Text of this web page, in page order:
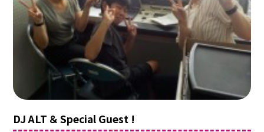
DJ ALT ＆ Special Guest !